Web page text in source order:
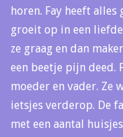
horen. Fay heeft alles
groeit op in een
ze graag en dan
een beetje pijn deed.
moeder en vader. Ze
ietsjes verderop. De
met een aantal